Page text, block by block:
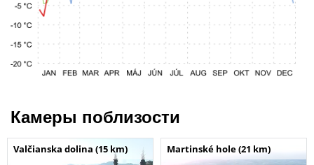
Камеры поблизости
Valčianska dolina (15 km) Martinské hole (21 km)